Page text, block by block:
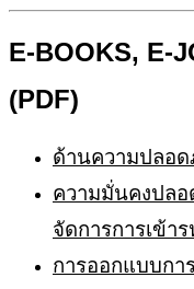
E-BOOKS, E-
(PDF)
ด้านความปลอด
ความมั่นคงปล
จัดการการเข้า
การออกแบบกา